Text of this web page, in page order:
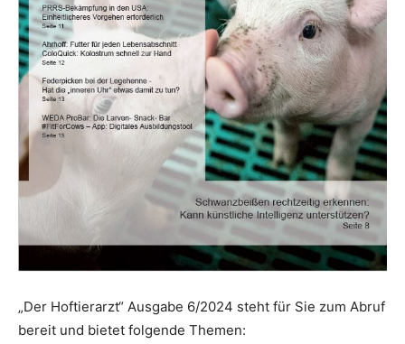
„Der Hoftierarzt“ Ausgabe 6/2024 steht für Sie zum Abruf
bereit und bietet folgende Themen: